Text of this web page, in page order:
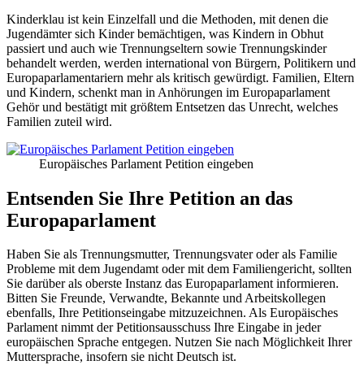
Kinderklau ist kein Einzelfall und die Methoden, mit denen die
Jugendämter sich Kinder bemächtigen, was Kindern in Obhut
passiert und auch wie Trennungseltern sowie Trennungskinder
behandelt werden, werden international von Bürgern, Politikern und
Europaparlamentariern mehr als kritisch gewürdigt. Familien, Eltern
und Kindern, schenkt man in Anhörungen im Europaparlament
Gehör und bestätigt mit größtem Entsetzen das Unrecht, welches
Familien zuteil wird.
Europäisches Parlament Petition eingeben
Entsenden Sie Ihre Petition an das
Europaparlament
Haben Sie als Trennungsmutter, Trennungsvater oder als Familie
Probleme mit dem Jugendamt oder mit dem Familiengericht, sollten
Sie darüber als oberste Instanz das Europaparlament informieren.
Bitten Sie Freunde, Verwandte, Bekannte und Arbeitskollegen
ebenfalls, Ihre Petitionseingabe mitzuzeichnen. Als Europäisches
Parlament nimmt der Petitionsausschuss Ihre Eingabe in jeder
europäischen Sprache entgegen. Nutzen Sie nach Möglichkeit Ihrer
Muttersprache, insofern sie nicht Deutsch ist.